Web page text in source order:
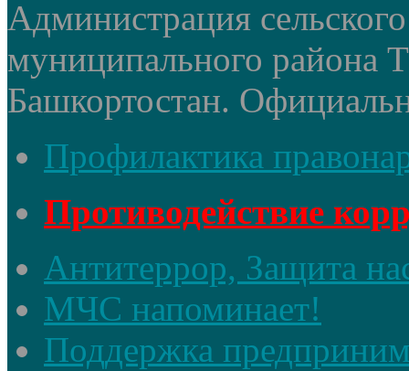
Администрация
муниципального района
Башкортостан.
Профилактика
Противодействие
Антитеррор, Защита
МЧС напоминает!
Поддержка